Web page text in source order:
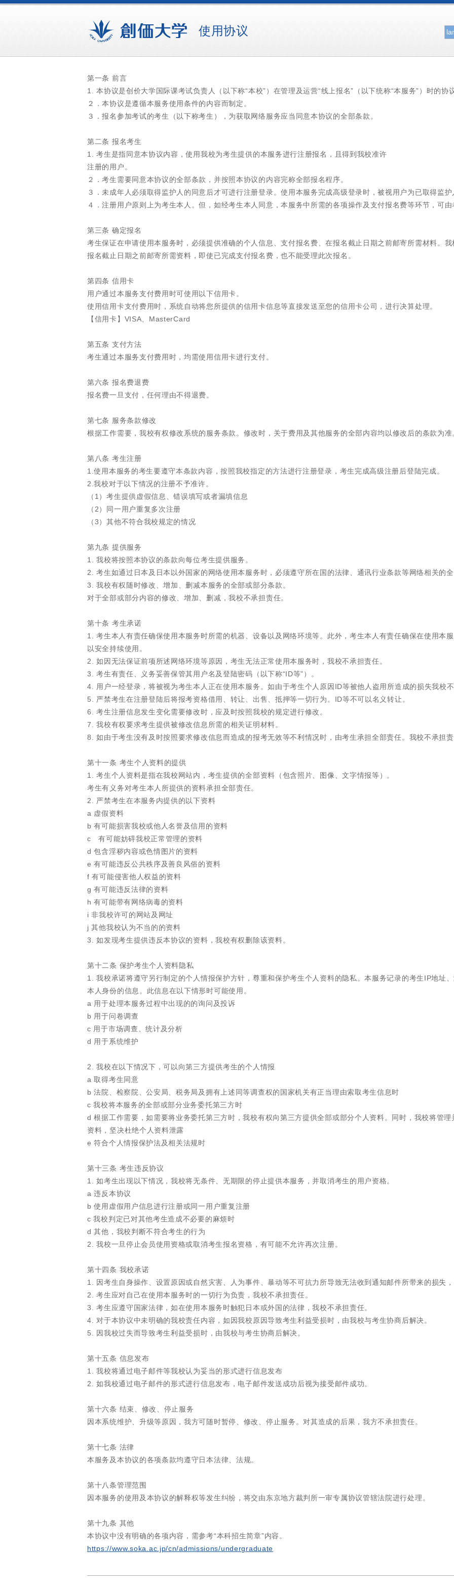
使用协议
第一条 前言
1. 本协议是创价大学国际课考试负责人（以下称“本校”）在管理及运营“线上报名”（以下统称“本服务”）时的协
２．本协议是遵循本服务使用条件的内容而制定。
３．报名参加考试的考生（以下称考生），为获取网络服务应当同意本协议的全部条款。
第二条 报名考生
1. 考生是指同意本协议内容，使用我校为考生提供的本服务进行注册报名，且得到我校准许
注册的用户。
２．考生需要同意本协议的全部条款，并按照本协议的内容完称全部报名程序。
３．未成年人必须取得监护人的同意后才可进行注册登录。使用本服务完成高级登录时，被视用户为已取得监护
４．注册用户原则上为考生本人。但，如经考生本人同意，本服务中所需的各项操作及支付报名费等环节，可由
第三条 确定报名
考生保证在申请使用本服务时，必须提供准确的个人信息、支付报名费、在报名截止日期之前邮寄所需材料。
报名截止日期之前邮寄所需资料，即使已完成支付报名费，也不能受理此次报名。
第四条 信用卡
用户通过本服务支付费用时可使用以下信用卡。
使用信用卡支付费用时，系统自动将您所提供的信用卡信息等直接发送至您的信用卡公司，进行决算处理。
【信用卡】VISA、MasterCard
第五条 支付方法
考生通过本服务支付费用时，均需使用信用卡进行支付。
第六条 报名费退费
报名费一旦支付，任何理由不得退费。
第七条 服务条款修改
根据工作需要，我校有权修改系统的服务条款。修改时，关于费用及其他服务的全部内容均以修改后的条款为准
第八条 考生注册
1.使用本服务的考生要遵守本条款内容，按照我校指定的方法进行注册登录，考生完成高级注册后登陆完成。
2.我校对于以下情况的注册不予准许。
（1）考生提供虚假信息、错误填写或者漏填信息
（2）同一用户重复多次注册
（3）其他不符合我校规定的情况
第九条 提供服务
1. 我校将按照本协议的条款向每位考生提供服务。
2. 考生如通过日本及日本以外国家的网络使用本服务时，必须遵守所在国的法律、通讯行业条款等网络相关的全
3. 我校有权随时修改、增加、删减本服务的全部或部分条款。
对于全部或部分内容的修改、增加、删减，我校不承担责任。
第十条 考生承诺
1. 考生本人有责任确保使用本服务时所需的机器、设备以及网络环境等。此外，考生本人有责任确保在使用本
以安全持续使用。
2. 如因无法保证前项所述网络环境等原因，考生无法正常使用本服务时，我校不承担责任。
3. 考生有责任、义务妥善保管其用户名及登陆密码（以下称“ID等”）。
4. 用户一经登录，将被视为考生本人正在使用本服务。如由于考生个人原因ID等被他人盗用所造成的损失我校
5. 严禁考生在注册登陆后将报考资格借用、转让、出售、抵押等一切行为。ID等不可以名义转让。
6. 考生注册信息发生变化需要修改时，应及时按照我校的规定进行修改。
7. 我校有权要求考生提供被修改信息所需的相关证明材料。
8. 如由于考生没有及时按照要求修改信息而造成的报考无效等不利情况时，由考生承担全部责任。我校不承担责
第十一条 考生个人资料的提供
1. 考生个人资料是指在我校网站内，考生提供的全部资料（包含照片、图像、文字情报等）。
考生有义务对考生本人所提供的资料承担全部责任。
2. 严禁考生在本服务内提供的以下资料
a 虚假资料
b 有可能损害我校或他人名誉及信用的资料
c 有可能妨碍我校正常管理的资料
d 包含淫秽内容或色情图片的资料
e 有可能违反公共秩序及善良风俗的资料
f 有可能侵害他人权益的资料
g 有可能违反法律的资料
h 有可能带有网络病毒的资料
i 非我校许可的网站及网址
j 其他我校认为不当的的资料
3. 如发现考生提供违反本协议的资料，我校有权删除该资料。
第十二条 保护考生个人资料隐私
1. 我校承诺将遵守另行制定的个人情报保护方针，尊重和保护考生个人资料的隐私。本服务记录的考生IP地址
本人身份的信息。此信息在以下情形时可能使用。
a 用于处理本服务过程中出现的的询问及投诉
b 用于问卷调查
c 用于市场调查、统计及分析
d 用于系统维护
2. 我校在以下情况下，可以向第三方提供考生的个人情报
a 取得考生同意
b 法院、检察院、公安局、税务局及拥有上述同等调查权的国家机关有正当理由索取考生信息时
c 我校将本服务的全部或部分业务委托第三方时
d 根据工作需要，如需要将业务委托第三方时，我校有权向第三方提供全部或部分个人资料。同时，我校将管
资料，坚决杜绝个人资料泄露
e 符合个人情报保护法及相关法规时
第十三条 考生违反协议
1. 如考生出现以下情况，我校将无条件、无期限的停止提供本服务，并取消考生的用户资格。
a 违反本协议
b 使用虚假用户信息进行注册或同一用户重复注册
c 我校判定已对其他考生造成不必要的麻烦时
d 其他，我校判断不符合考生的行为
2. 我校一旦停止会员使用资格或取消考生报名资格，有可能不允许再次注册。
第十四条 我校承诺
1. 因考生自身操作、设置原因或自然灾害、人为事件、暴动等不可抗力所导致无法收到通知邮件所带来的损失，
2. 考生应对自己在使用本服务时的一切行为负责，我校不承担责任。
3. 考生应遵守国家法律，如在使用本服务时触犯日本或外国的法律，我校不承担责任。
4. 对于本协议中未明确的我校责任内容，如因我校原因导致考生利益受损时，由我校与考生协商后解决。
5. 因我校过失而导致考生利益受损时，由我校与考生协商后解决。
第十五条 信息发布
1. 我校将通过电子邮件等我校认为妥当的形式进行信息发布
2. 如我校通过电子邮件的形式进行信息发布，电子邮件发送成功后视为接受邮件成功。
第十六条 结束、修改、停止服务
因本系统维护、升级等原因，我方可随时暂停、修改、停止服务。对其造成的后果，我方不承担责任。
第十七条 法律
本服务及本协议的各项条款均遵守日本法律、法规。
第十八条管理范围
因本服务的使用及本协议的解释权等发生纠纷，将交由东京地方裁判所一审专属协议管辖法院进行处理。
第十九条 其他
本协议中没有明确的各项内容，需参考“本科招生简章”内容。
https://www.soka.ac.jp/cn/admissions/undergraduate